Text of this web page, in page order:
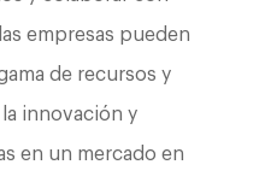
empresas pueden
de recursos y
innovación y
en un mercado en